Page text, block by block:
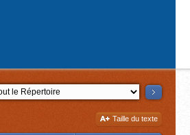
Augmenter
la
Taille du texte